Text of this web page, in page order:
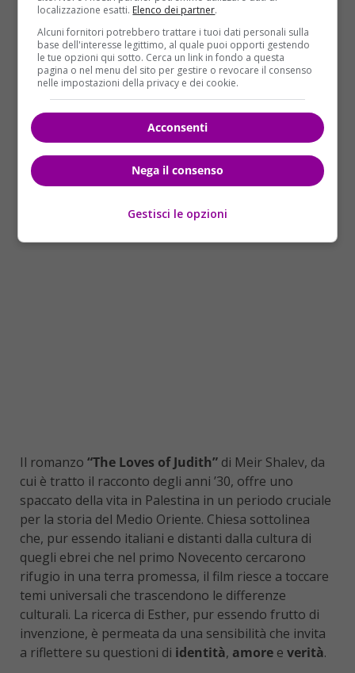
in cui i sogni e le speranze di un intero popolo si
scontrano con la dura realtà quotidiana. La sua
presenza nel villaggio di coloni cambia radicalmente
la vita di Moshe, un contadino vedovo con due figli, e
di altri uomini, come Yaakov, un sognatore, e
Globerman, un commerciante. Questi personaggi,
ognuno con le proprie aspirazioni e fragilità, si
trovano a interagire con una donna che, pur
portando con sé il peso del passato, rappresenta
Il romanzo “The Loves of Judith” di Meir Shalev, da
cui è tratto il racconto degli anni ’30, offre uno
spaccato della vita in Palestina in un periodo cruciale
per la storia del Medio Oriente. Chiesa sottolinea
che, pur essendo italiani e distanti dalla cultura di
quegli ebrei che nel primo Novecento cercarono
rifugio in una terra promessa, il film riesce a toccare
temi universali che trascendono le differenze
culturali. La ricerca di Esther, pur essendo frutto di
invenzione, è permeata da una sensibilità che invita
a riflettere su questioni di identità, amore e verità.
localizzazione esatti. Elenco dei partner.
Alcuni fornitori potrebbero trattare i tuoi dati personali sulla
base dell'interesse legittimo, al quale puoi opporti gestendo
le tue opzioni qui sotto. Cerca un link in fondo a questa
pagina o nel menu del sito per gestire o revocare il consenso
nelle impostazioni della privacy e dei cookie.
Acconsenti
Nega il consenso
Gestisci le opzioni